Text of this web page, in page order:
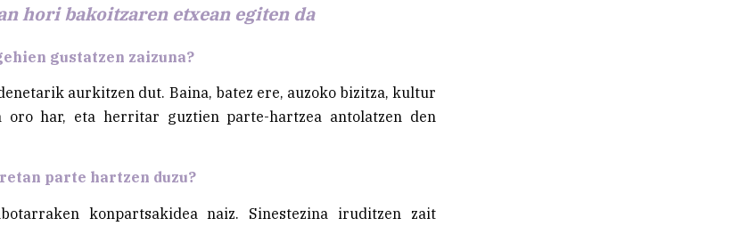
hori bakoitzaren etxean egiten da
gustatzen zaizuna?
aurkitzen dut. Baina, batez ere, auzoko bizitza, kultur
oro har, eta herritar guztien parte-hartzea antolatzen den
parte hartzen duzu?
konpartsakidea naiz. Sinestezina iruditzen zait